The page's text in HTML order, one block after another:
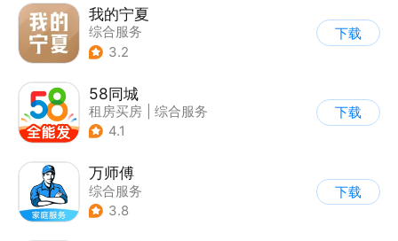
我的宁夏
综合服务
3.2
下载
58同城
租房买房
综合服务
4.1
下载
万师傅
综合服务
3.8
下载